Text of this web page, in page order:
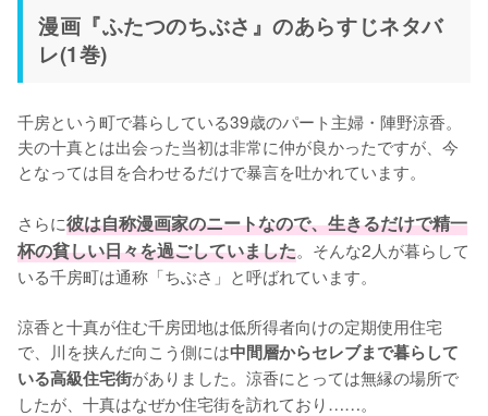
漫画『ふたつのちぶさ』のあらすじネタバ
レ(1巻)
千房という町で暮らしている39歳のパート主婦・陣野涼香。
夫の十真とは出会った当初は非常に仲が良かったですが、今
となっては目を合わせるだけで暴言を吐かれています。
さらに彼は自称漫画家のニートなので、生きるだけで精一
杯の貧しい日々を過ごしていました。そんな2人が暮らして
いる千房町は通称「ちぶさ」と呼ばれています。
涼香と十真が住む千房団地は低所得者向けの定期使用住宅
で、川を挟んだ向こう側には中間層からセレブまで暮らして
いる高級住宅街がありました。涼香にとっては無縁の場所で
したが、十真はなぜか住宅街を訪れており……。